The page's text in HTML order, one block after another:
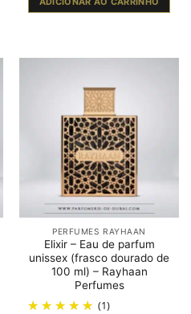
PERFUMES RAYHAAN
Elixir – Eau de parfum
unissex (frasco dourado de
100 ml) – Rayhaan
Perfumes
(1)